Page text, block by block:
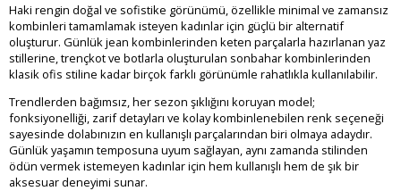
Haki rengin doğal ve sofistike görünümü, özellikle minimal ve zamansız
kombinleri tamamlamak isteyen kadınlar için güçlü bir alternatif
oluşturur. Günlük jean kombinlerinden keten parçalarla hazırlanan yaz
stillerine, trençkot ve botlarla oluşturulan sonbahar kombinlerinden
klasik ofis stiline kadar birçok farklı görünümle rahatlıkla kullanılabilir.
Trendlerden bağımsız, her sezon şıklığını koruyan model;
fonksiyonelliği, zarif detayları ve kolay kombinlenebilen renk seçeneği
sayesinde dolabınızın en kullanışlı parçalarından biri olmaya adaydır.
Günlük yaşamın temposuna uyum sağlayan, aynı zamanda stilinden
ödün vermek istemeyen kadınlar için hem kullanışlı hem de şık bir
aksesuar deneyimi sunar.